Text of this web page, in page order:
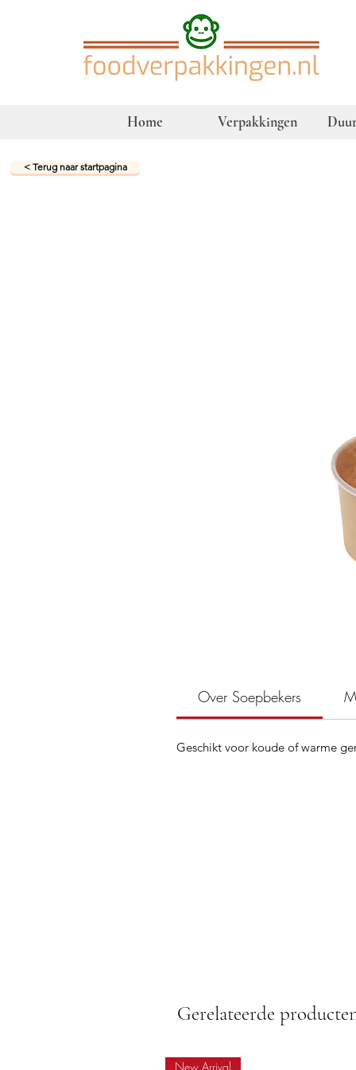
Home Verpakkingen
< Terug naar startpagina
Gerelateerde
New Arrival
Over Soepbekers
Geschikt voor koude of warme